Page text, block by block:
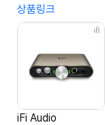
상품링크
iFi Audio